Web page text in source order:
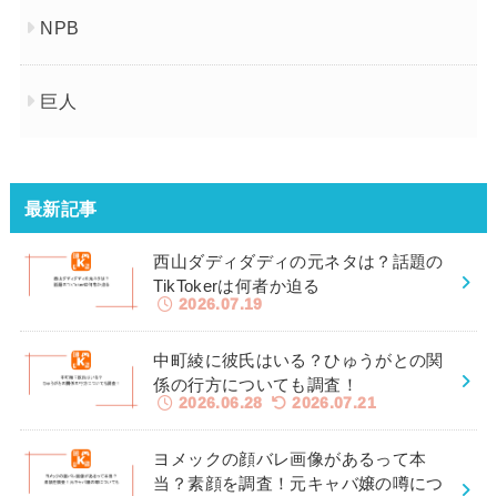
NPB
巨人
最新記事
西山ダディダディの元ネタは？話題の
TikTokerは何者か迫る
2026.07.19
中町綾に彼氏はいる？ひゅうがとの関
係の行方についても調査！
2026.06.28 2026.07.21
ヨメックの顔バレ画像があるって本
当？素顔を調査！元キャバ嬢の噂につ